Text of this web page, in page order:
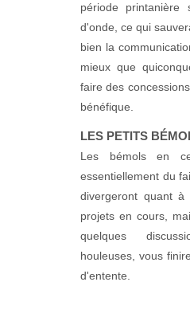
période
d'onde, ce qui
bien la
mieux que
faire des
bénéfique.
LES PETITS
Les bémols en
essentiellement du
divergeront quant
projets en cours,
quelques
houleuses, vous
d'entente.